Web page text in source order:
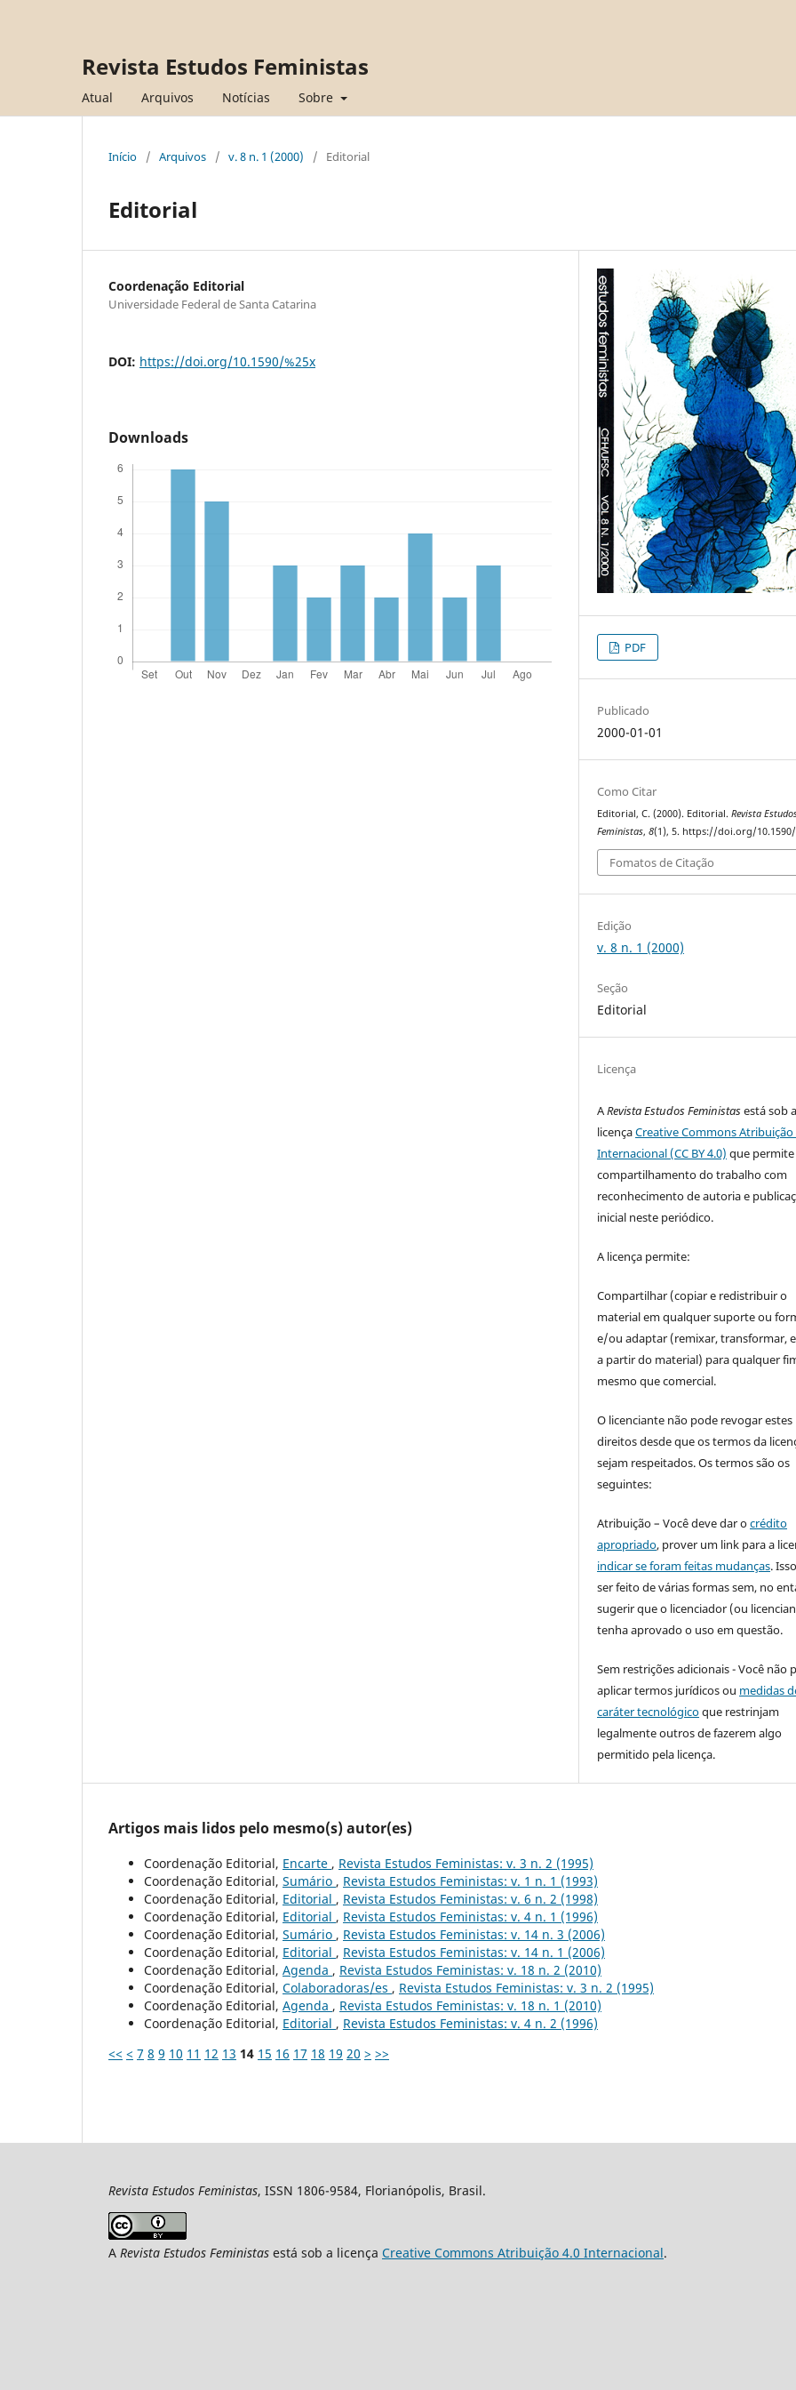
Revista Estudos Feministas
Atual Arquivos Notícias Sobre
Início / Arquivos / v. 8 n. 1 (2000) / Editorial
Editorial
Coordenação Editorial
Universidade Federal de Santa Catarina
DOI: https://doi.org/10.1590/%25x
Downloads
PDF
Publicado
2000-01-01
Como Citar
Editorial, C. (2000). Editorial.Revista
Feministas,8(1), 5. https://doi.org/
Fomatos de Citação
Edição
v. 8 n. 1 (2000)
Seção
Editorial
Licença
ARevista Estudos Feministasestá sob a
licençaCreative Commons Atribuição
Internacional (CC BY 4.0) que
compartilhamento do trabalho com
reconhecimento de autoria e
inicial neste periódico.
A licença permite:
Compartilhar (copiar e redistribuir o
material em qualquer suporte ou
e/ou adaptar (remixar, transformar,
a partir do material) para qualquer
mesmo que comercial.
O licenciante não pode revogar estes
direitos desde que os termos da
sejam respeitados. Os termos são os
seguintes:
Atribuição – Você deve dar ocrédito
apropriado, prover um link para a
indicar se foram feitas mudanças.
ser feito de várias formas sem, no
sugerir que o licenciador (ou
tenha aprovado o uso em questão.
Sem restrições adicionais - Você não
aplicar termos jurídicos ou medidas
caráter tecnológicoque restrinjam
legalmente outros de fazerem algo
permitido pela licença.
Artigos mais lidos pelo mesmo(s) autor(es)
Coordenação Editorial, Encarte , Revista Estudos Feministas: v. 3 n. 2 (1995)
Coordenação Editorial, Sumário , Revista Estudos Feministas: v. 1 n. 1 (1993)
Coordenação Editorial, Editorial , Revista Estudos Feministas: v. 6 n. 2 (1998)
Coordenação Editorial, Editorial , Revista Estudos Feministas: v. 4 n. 1 (1996)
Coordenação Editorial, Sumário , Revista Estudos Feministas: v. 14 n. 3 (2006)
Coordenação Editorial, Editorial , Revista Estudos Feministas: v. 14 n. 1 (2006)
Coordenação Editorial, Agenda , Revista Estudos Feministas: v. 18 n. 2 (2010)
Coordenação Editorial, Colaboradoras/es , Revista Estudos Feministas: v. 3 n. 2 (1995)
Coordenação Editorial, Agenda , Revista Estudos Feministas: v. 18 n. 1 (2010)
Coordenação Editorial, Editorial , Revista Estudos Feministas: v. 4 n. 2 (1996)
<< < 7 8 9 10 11 12 13 14 15 16 17 18 19 20 > >>
Revista Estudos Feministas, ISSN 1806-9584, Florianópolis, Brasil.
A Revista Estudos Feministas está sob a licença Creative Commons Atribuição 4.0 Internacional.